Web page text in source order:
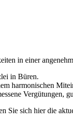
in einer
in Büren.
harmonischen
Vergütungen,
Sie sich hier die